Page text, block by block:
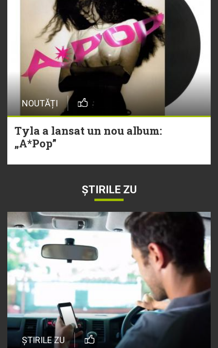
NOUTĂȚI
Tyla a lansat un nou album:
„A*Pop”
ȘTIRILE ZU
ȘTIRILE ZU